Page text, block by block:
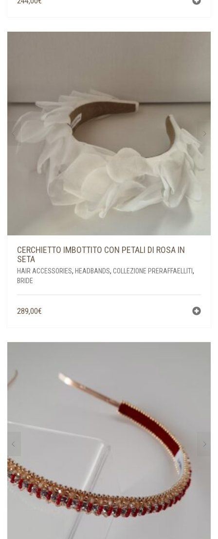
CERCHIETTO IMBOTTITO CON PETALI DI ROSA IN
SETA
HAIR ACCESSORIES, HEADBANDS, COLLEZIONE PRERAFFAELLITI,
BRIDE
289,00€